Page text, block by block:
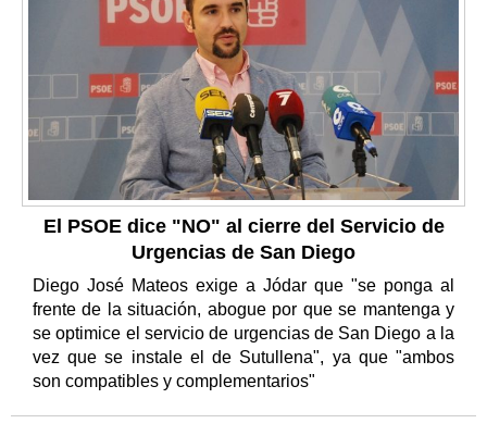
El PSOE dice "NO" al cierre del Servicio de
Urgencias de San Diego
Diego José Mateos exige a Jódar que "se ponga al
frente de la situación, abogue por que se mantenga y
se optimice el servicio de urgencias de San Diego a la
vez que se instale el de Sutullena", ya que "ambos
son compatibles y complementarios"